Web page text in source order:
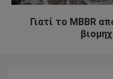
Γιατί το MBBR